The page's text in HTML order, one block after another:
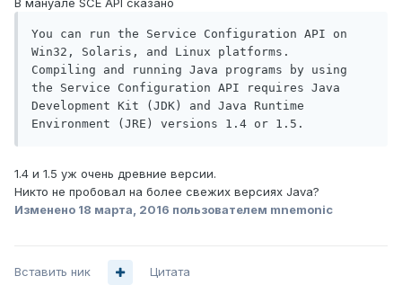
В мануале SCE API сказано
You can run the Service Configuration API on
Win32, Solaris, and Linux platforms.
Compiling and running Java programs by using
the Service Configuration API requires Java
Development Kit (JDK) and Java Runtime
Environment (JRE) versions 1.4 or 1.5.
1.4 и 1.5 уж очень древние версии.
Никто не пробовал на более свежих версиях Java?
Изменено 18 марта, 2016 пользователем mnemonic
Вставить ник Цитата